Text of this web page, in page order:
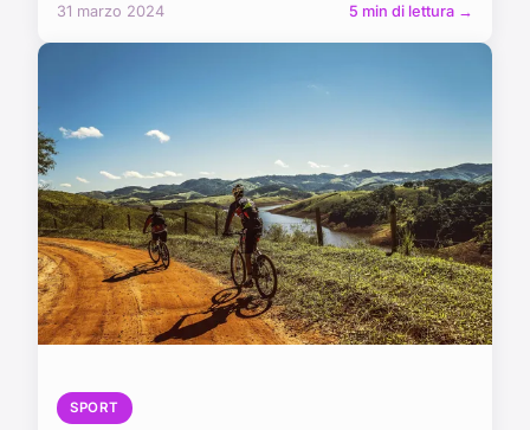
31 marzo 2024 5 min di lettura →
SPORT